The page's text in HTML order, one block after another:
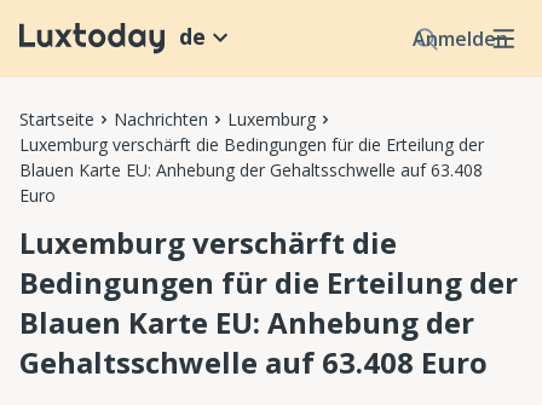
Anmelden
de
Startseite Nachrichten
Luxemburg
Luxemburg verschärft die Bedingungen für die Erteilung der
Blauen Karte EU: Anhebung der Gehaltsschwelle auf 63.408
Euro
Luxemburg verschärft die
Bedingungen für die Erteilung der
Blauen Karte EU: Anhebung der
Gehaltsschwelle auf 63.408 Euro